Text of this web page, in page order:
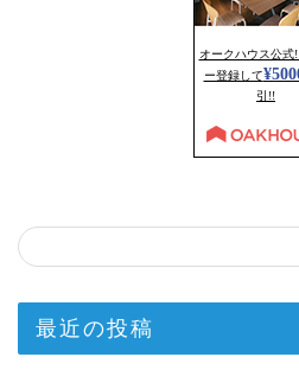
最近の投稿